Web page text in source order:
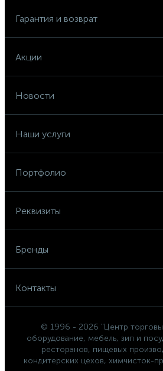
Гарантия и возврат
Акции
Новости
Наши услуги
Портфолио
Реквизиты
Бренды
Контакты
© 1996 - 2026 "Центр
оборудование, мебель, зип и
ресторанов, пищевых
кондитерских цехов, химчисток-